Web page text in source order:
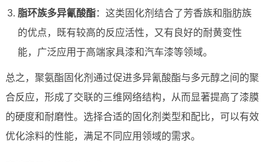
脂环族多异氰酸酯：这类固化剂结合了芳香族和脂肪族
的优点，既有较高的反应活性，又有良好的耐黄变性
能，广泛应用于高端家具漆和汽车漆等领域。
总之，聚氨酯固化剂通过促进多异氰酸酯与多元醇之间的聚
合反应，形成了交联的三维网络结构，从而显著提高了漆膜
的硬度和耐磨性。选择合适的固化剂类型和配比，可以有效
优化涂料的性能，满足不同应用领域的需求。